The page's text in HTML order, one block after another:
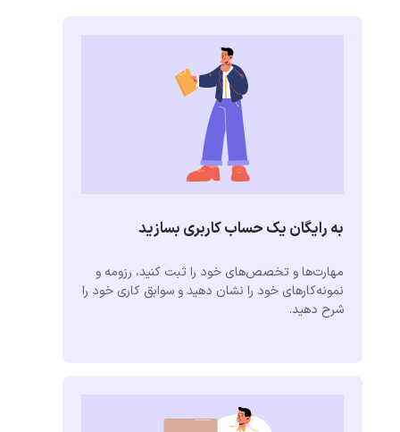
به رایگان یک حساب کاربری بسازید
مهارت‌ها و تخصص‌های خود را ثبت کنید، رزومه و
نمونه‌کارهای خود را نشان دهید و سوابق کاری خود را
شرح دهید.